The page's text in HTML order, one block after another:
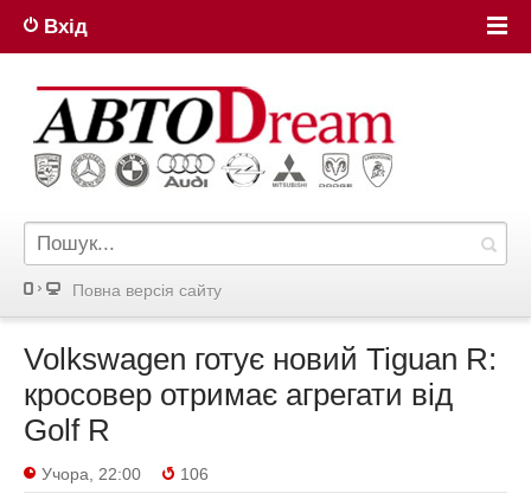
Вхід
Повна версiя сайту
Volkswagen готує новий Tiguan R:
кросовер отримає агрегати від
Golf R
Учора, 22:00
106